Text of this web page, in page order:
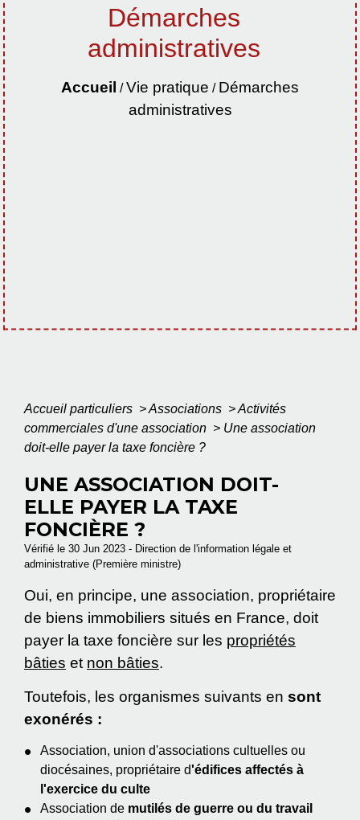
Démarches
administratives
Accueil /Vie pratique / Démarches
administratives
Accueil particuliers >Associations >Activités
commerciales d'une association > Une association
doit-elle payer la taxe foncière ?
UNE ASSOCIATION DOIT-
ELLE PAYER LA TAXE
FONCIÈRE ?
Vérifié le 30 Jun 2023 - Direction de l'information légale et
administrative (Première ministre)
Oui, en principe, une association, propriétaire
de biens immobiliers situés en France, doit
payer la taxe foncière sur les propriétés
bâties et non bâties.
Toutefois, les organismes suivants en sont
exonérés :
Association, union d'associations cultuelles ou
diocésaines, propriétaire d'édifices affectés à
l'exercice du culte
Association de mutilés de guerre ou du travail